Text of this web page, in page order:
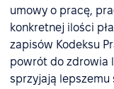
umowy o pracę,
konkretnej ilości
zapisów Kodeksu
powrót do zdrowia
sprzyjają